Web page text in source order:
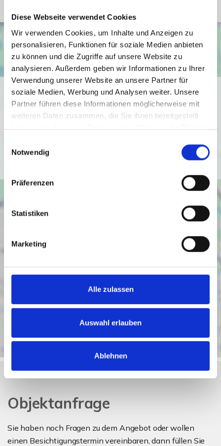
Diese Webseite verwendet Cookies
Wir verwenden Cookies, um Inhalte und Anzeigen zu
personalisieren, Funktionen für soziale Medien anbieten
zu können und die Zugriffe auf unsere Website zu
analysieren. Außerdem geben wir Informationen zu Ihrer
Verwendung unserer Website an unsere Partner für
soziale Medien, Werbung und Analysen weiter. Unsere
Partner führen diese Informationen möglicherweise mit
weiteren Daten zusammen, die Sie ihnen bereitgestellt
haben oder die sie im Rahmen Ihrer Nutzung der Dienste
Notwendig
Präferenzen
Statistiken
Marketing
Alle zulassen
Auswahl erlauben
Ablehnen
Ich bin damit einverstanden, dass mir Karten von Google
angezeigt werden. Es gelten die
Datenschutzbedingungen von Google
(https://policies.google.com/privacy).
Objektanfrage
Sie haben noch Fragen zu dem Angebot oder wollen
einen Besichtigungstermin vereinbaren, dann füllen Sie